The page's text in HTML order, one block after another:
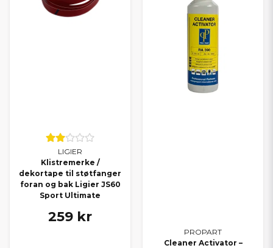
LIGIER
Klistremerke /
dekortape til støtfanger
foran og bak Ligier JS60
Sport Ultimate
259 kr
PROPART
Cleaner Activator –